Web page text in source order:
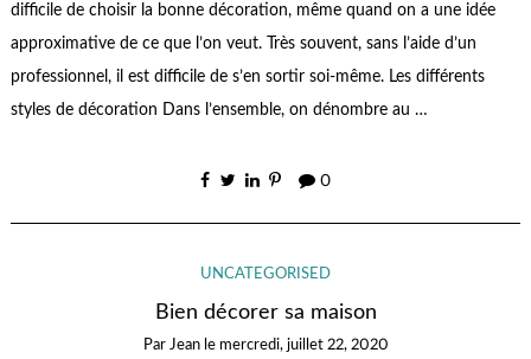
difficile de choisir la bonne décoration, même quand on a une idée
approximative de ce que l’on veut. Très souvent, sans l’aide d’un
professionnel, il est difficile de s’en sortir soi-même. Les différents
styles de décoration Dans l’ensemble, on dénombre au …
0
UNCATEGORISED
Bien décorer sa maison
Par Jean le mercredi, juillet 22, 2020